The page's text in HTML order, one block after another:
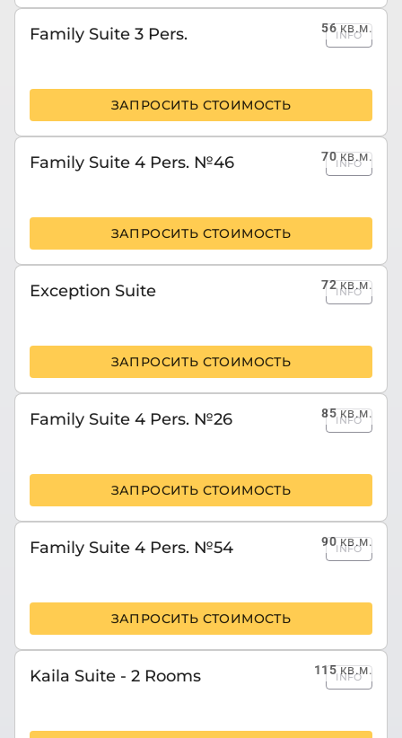
56кв.м.
Family Suite 3 Pers. INFO
ЗАПРОСИТЬ СТОИМОСТЬ
70кв.м.
Family Suite 4 Pers. №46 INFO
ЗАПРОСИТЬ СТОИМОСТЬ
72кв.м.
Exception Suite INFO
ЗАПРОСИТЬ СТОИМОСТЬ
85кв.м.
Family Suite 4 Pers. №26 INFO
ЗАПРОСИТЬ СТОИМОСТЬ
90кв.м.
Family Suite 4 Pers. №54 INFO
ЗАПРОСИТЬ СТОИМОСТЬ
115кв.м.
Kaila Suite - 2 Rooms INFO